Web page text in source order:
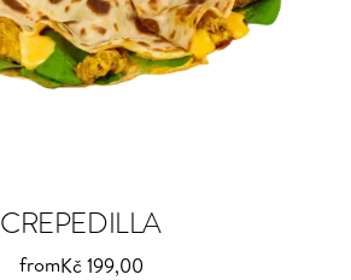
CREPEDILLA
fromKč 199,00